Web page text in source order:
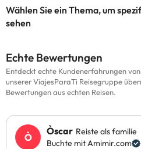
Wählen Sie ein Thema, um
sehen
Echte Bewertungen
Entdeckt echte Kundenerfahrungen
unserer ViajesParaTi Reisegruppe
Bewertungen aus echten Reisen.
Òscar Reiste als familie
Buchte mit Amimir.com